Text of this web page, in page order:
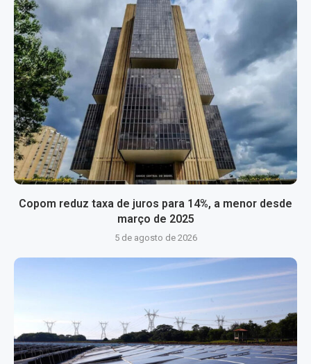
Copom reduz taxa de juros para 14%, a menor desde
março de 2025
5 de agosto de 2026